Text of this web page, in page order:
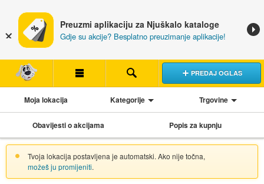
Preuzmi aplikaciju za Njuškalo kataloge
Gdje su akcije? Besplatno preuzimanje aplikacije!
PREDAJ OGLAS
Moja lokacija Kategorije Trgovine
Obavijesti o akcijama Popis za kupnju
Tvoja lokacija postavljena je automatski. Ako nije točna,
možeš ju promijeniti.